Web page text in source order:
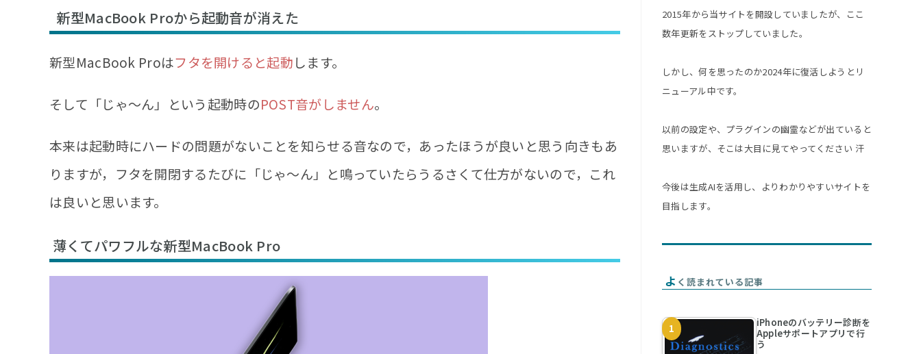
新型MacBook Proから起動音が消えた
新型MacBook Proはフタを開けると起動します。
そして「じゃ〜ん」という起動時のPOST音がしません。
本来は起動時にハードの問題がないことを知らせる音なので，あったほうが良いと思う向きもあ
りますが，フタを開閉するたびに「じゃ〜ん」と鳴っていたらうるさくて仕方がないので，これ
は良いと思います。
薄くてパワフルな新型MacBook Pro
2015年から当サイトを開設していましたが、ここ
数年更新をストップしていました。
しかし、何を思ったのか2024年に復活しようとリ
ニューアル中です。
以前の設定や、プラグインの幽霊などが出ていると
思いますが、そこは大目に見てやってください 汗
今後は生成AIを活用し、よりわかりやすいサイトを
目指します。
よ く読まれている記事
iPhoneのバッテリー診断を
Appleサポートアプリで行
う